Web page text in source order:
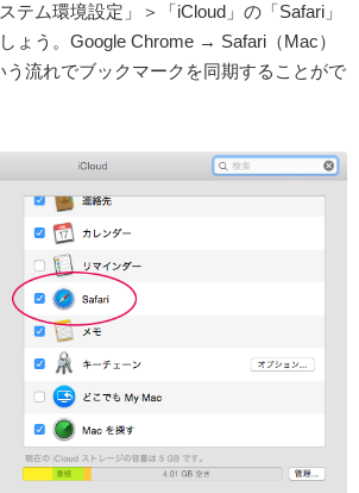
テム環境設定」＞「iCloud」の「Safari」
ょう。Google Chrome → Safari（Mac）
流れでブックマークを同期することがで